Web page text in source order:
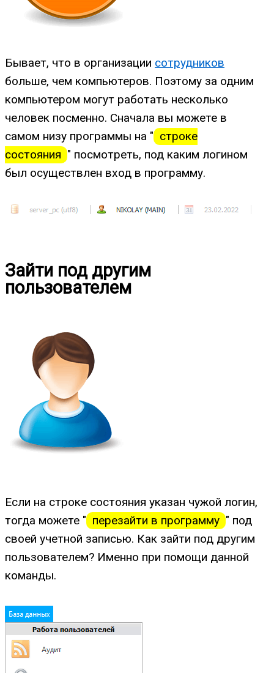
Бывает, что в организации сотрудников
больше, чем компьютеров. Поэтому за одним
компьютером могут работать несколько
человек посменно. Сначала вы можете в
самом низу программы на " строке
состояния " посмотреть, под каким логином
был осуществлен вход в программу.
Зайти под другим
пользователем
Если на строке состояния указан чужой логин,
тогда можете " перезайти в программу " под
своей учетной записью. Как зайти под другим
пользователем? Именно при помощи данной
команды.